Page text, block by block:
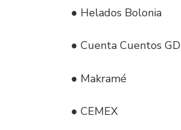
● Helados Bolonia
● Cuenta Cuentos
● Makramé
● CEMEX